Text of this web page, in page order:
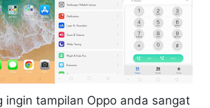
ingin tampilan Oppo anda sangat